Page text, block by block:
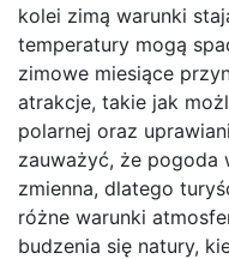
kolei zimą warunki
temperatury mogą
zimowe miesiące
atrakcje, takie jak
polarnej oraz
zauważyć, że pogoda
zmienna, dlatego
różne warunki
budzenia się natury,